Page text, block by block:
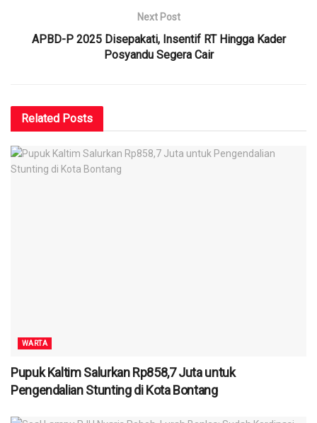
Next Post
APBD-P 2025 Disepakati, Insentif RT Hingga Kader
Posyandu Segera Cair
Related Posts
WARTA
Pupuk Kaltim Salurkan Rp858,7 Juta untuk
Pengendalian Stunting di Kota Bontang